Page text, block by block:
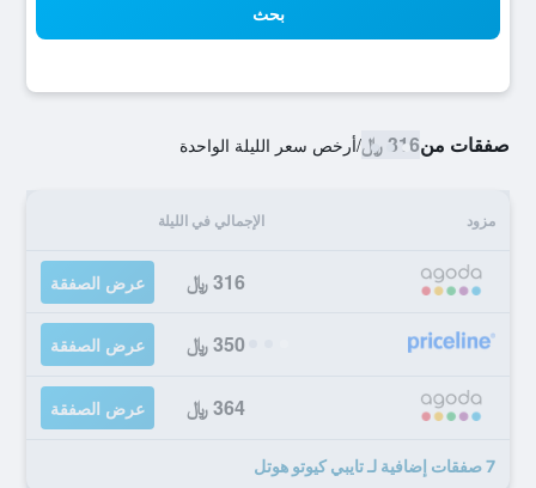
بحث
صفقات من316 ﷼ /أرخص سعر الليلة الواحدة
مزود الإجمالي في الليلة
316 ﷼ عرض الصفقة
350 ﷼ عرض الصفقة
364 ﷼ عرض الصفقة
7 صفقات إضافية لـ تايبي كيوتو هوتل